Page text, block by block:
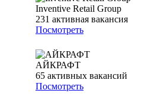
Inventive Retail Group
231 активная вакансия
Посмотреть
АЙКРАФТ
65 активных вакансий
Посмотреть